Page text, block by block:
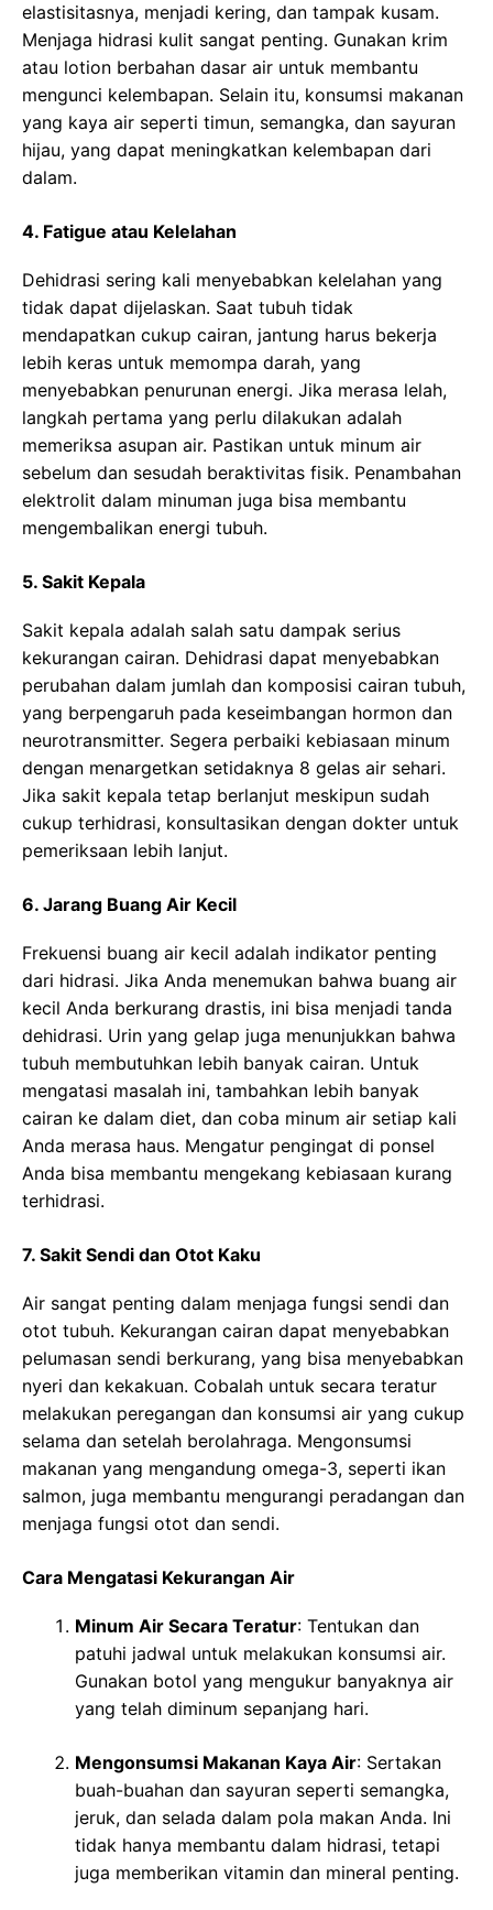
elastisitasnya, menjadi kering, dan tampak kusam.
Menjaga hidrasi kulit sangat penting. Gunakan krim
atau lotion berbahan dasar air untuk membantu
mengunci kelembapan. Selain itu, konsumsi makanan
yang kaya air seperti timun, semangka, dan sayuran
hijau, yang dapat meningkatkan kelembapan dari
dalam.
4. Fatigue atau Kelelahan
Dehidrasi sering kali menyebabkan kelelahan yang
tidak dapat dijelaskan. Saat tubuh tidak
mendapatkan cukup cairan, jantung harus bekerja
lebih keras untuk memompa darah, yang
menyebabkan penurunan energi. Jika merasa lelah,
langkah pertama yang perlu dilakukan adalah
memeriksa asupan air. Pastikan untuk minum air
sebelum dan sesudah beraktivitas fisik. Penambahan
elektrolit dalam minuman juga bisa membantu
mengembalikan energi tubuh.
5. Sakit Kepala
Sakit kepala adalah salah satu dampak serius
kekurangan cairan. Dehidrasi dapat menyebabkan
perubahan dalam jumlah dan komposisi cairan tubuh,
yang berpengaruh pada keseimbangan hormon dan
neurotransmitter. Segera perbaiki kebiasaan minum
dengan menargetkan setidaknya 8 gelas air sehari.
Jika sakit kepala tetap berlanjut meskipun sudah
cukup terhidrasi, konsultasikan dengan dokter untuk
pemeriksaan lebih lanjut.
6. Jarang Buang Air Kecil
Frekuensi buang air kecil adalah indikator penting
dari hidrasi. Jika Anda menemukan bahwa buang air
kecil Anda berkurang drastis, ini bisa menjadi tanda
dehidrasi. Urin yang gelap juga menunjukkan bahwa
tubuh membutuhkan lebih banyak cairan. Untuk
mengatasi masalah ini, tambahkan lebih banyak
cairan ke dalam diet, dan coba minum air setiap kali
Anda merasa haus. Mengatur pengingat di ponsel
Anda bisa membantu mengekang kebiasaan kurang
terhidrasi.
7. Sakit Sendi dan Otot Kaku
Air sangat penting dalam menjaga fungsi sendi dan
otot tubuh. Kekurangan cairan dapat menyebabkan
pelumasan sendi berkurang, yang bisa menyebabkan
nyeri dan kekakuan. Cobalah untuk secara teratur
melakukan peregangan dan konsumsi air yang cukup
selama dan setelah berolahraga. Mengonsumsi
makanan yang mengandung omega-3, seperti ikan
salmon, juga membantu mengurangi peradangan dan
menjaga fungsi otot dan sendi.
Cara Mengatasi Kekurangan Air
Minum Air Secara Teratur: Tentukan dan
patuhi jadwal untuk melakukan konsumsi air.
Gunakan botol yang mengukur banyaknya air
yang telah diminum sepanjang hari.
Mengonsumsi Makanan Kaya Air: Sertakan
buah-buahan dan sayuran seperti semangka,
jeruk, dan selada dalam pola makan Anda. Ini
tidak hanya membantu dalam hidrasi, tetapi
juga memberikan vitamin dan mineral penting.